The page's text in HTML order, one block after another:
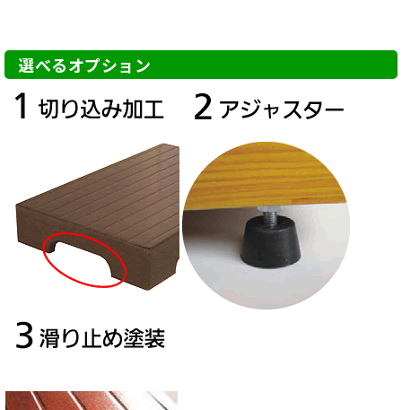
選べるオプション